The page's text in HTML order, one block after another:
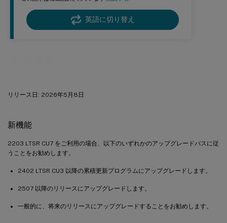
英語に切り替え
リリース日: 2026年5月8日
新機能
2203 LTSR CU7 をご利用の場合、以下のいずれかのアップグレードパスに従
うことをお勧めします。
2402 LTSR CU3 以降の累積更新プログラムにアップグレードします。
2507 以降のリリースにアップグレードします。
一般的に、将来のリリースにアップグレードすることをお勧めします。
新規展開
既存の展開